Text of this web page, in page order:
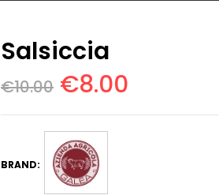
Salsiccia
€10.00 €8.00
BRAND: